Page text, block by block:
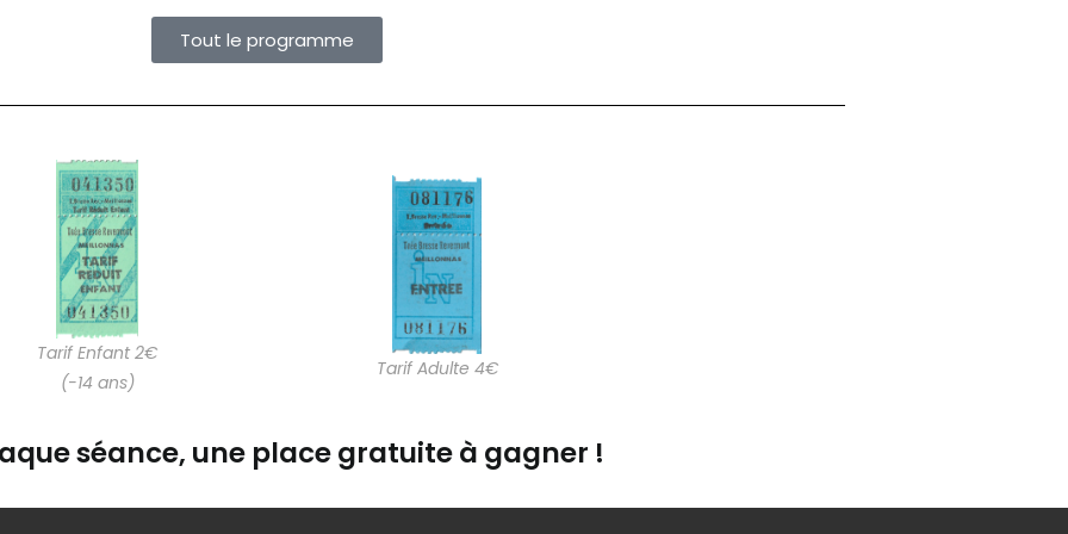
Tout le programme
Tarif Enfant 2€
(-14 ans)
Tarif Adulte 4€
séance, une place gratuite à gagner !